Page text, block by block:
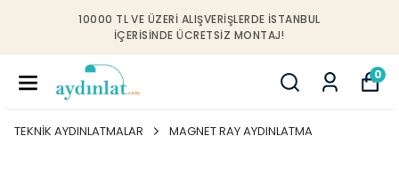
10000 TL VE ÜZERI ALIŞVERIŞLERDE İSTANBUL
IÇERISINDE ÜCRETSIZ MONTAJ!
0
TEKNİK AYDINLATMALAR MAGNET RAY AYDINLATMA